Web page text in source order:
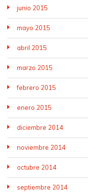
junio 2015
mayo 2015
abril 2015
marzo 2015
febrero 2015
enero 2015
diciembre 2014
noviembre 2014
octubre 2014
septiembre 2014